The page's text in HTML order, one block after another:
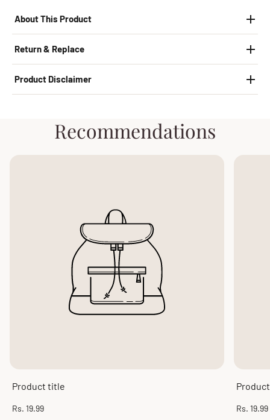
About This Product
Return & Replace
Product Disclaimer
Recommendations
Product title
Regular
Rs. 19.99
Regular
Rs. 19.99